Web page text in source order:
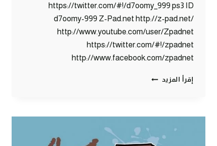
https://twitter.com/#!/d7oomy_999 ps3 ID
d7oomy-999 Z-Pad.net http://z-pad.net/
http://www.youtube.com/user/Zpadnet
https://twitter.com/#!/zpadnet
http://www.facebook.com/zpadnet
إقرأ المزيد ماين
حليب
#45